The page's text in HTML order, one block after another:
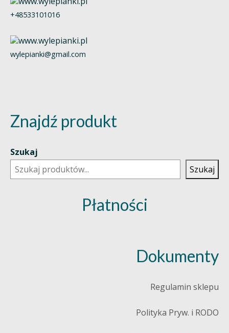
+48533101016
wylepianki@gmail.com
Znajdź produkt
Szukaj
Szukaj
Płatności
Dokumenty
Regulamin sklepu
Polityka Pryw. i RODO